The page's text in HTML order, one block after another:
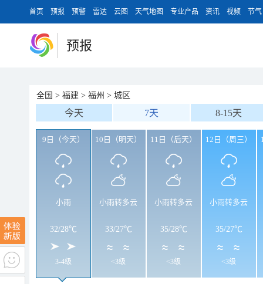
首页 预报 预警 雷达 云图 天气地图 专业产品 资讯 视频 节气
预报
全国 > 福建 > 福州 > 城区
今天 7天 8-15天
9日（今天）
小雨
32/28℃
3-4级
10日（明天）
小雨转多云
33/27℃
<3级
11日（后天）
小雨转多云
35/28℃
<3级
12日（周三）
小雨转多云
35/27℃
<3级